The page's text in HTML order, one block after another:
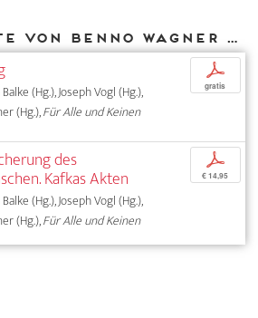
Weitere Texte von Benno Wagner bei DIAPHANES
(Hg.), Joseph Vogl (Hg.),
(Hg.),Für Alle und Keinen
p
gratis
des
Kafkas Akten
(Hg.), Joseph Vogl (Hg.),
(Hg.),Für Alle und Keinen
p
€ 14,95